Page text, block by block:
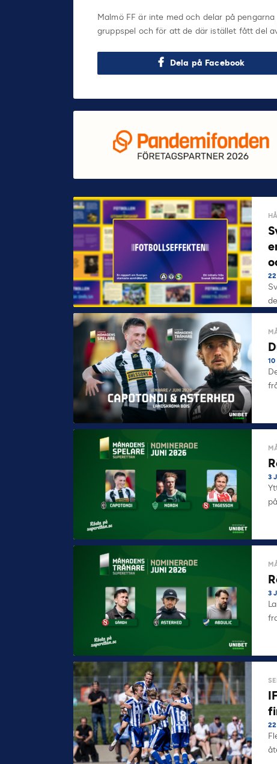
Malmö FF är inte med och delar på
gruppspel och för att de där istället fått del
Dela på Facebook
3
3